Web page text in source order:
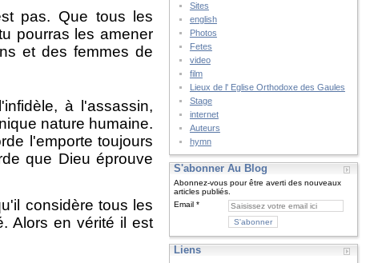
pas. Que tous les
pourras les amener
et des femmes de
à l'assassin,
nature humaine.
l'emporte toujours
que Dieu éprouve
considère tous les
Alors en vérité il est
Sites
english
Photos
Fetes
video
film
Lieux de l' Eglise Orthodoxe des Gaules
Stage
internet
Auteurs
hymn
S'abonner Au Blog
Abonnez-vous pour être averti des nouveaux
articles publiés.
Email
Liens